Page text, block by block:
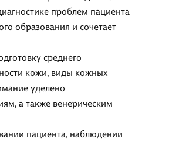
проблем пациента
образования и сочетает
среднего
кожи, виды кожных
уделено
а также венерическим
пациента, наблюдении